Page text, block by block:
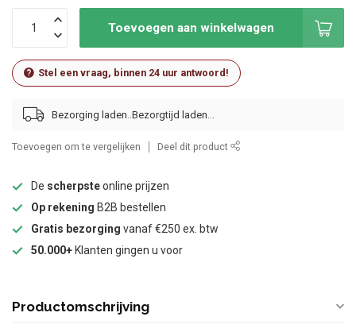
Toevoegen aan winkelwagen
Stel een vraag, binnen 24 uur antwoord!
Bezorging laden..
Toevoegen om te vergelijken Deel dit product
De scherpsteonline prijzen
Op rekening B2B bestellen
Gratis bezorging vanaf €250 ex. btw
50.000+ Klanten gingen u voor
Productomschrijving